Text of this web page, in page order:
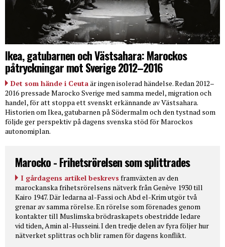
Ikea, gatubarnen och Västsahara: Marockos
påtryckningar mot Sverige 2012–2016
Det som hände i Ceutaär ingen isolerad händelse. Redan 2012–
2016 pressade Marocko Sverige med samma medel, migration och
handel, för att stoppa ett svenskt erkännande av Västsahara.
Historien om Ikea, gatubarnen på Södermalm och den tystnad som
följde ger perspektiv på dagens svenska stöd för Marockos
autonomiplan.
Marocko - Frihetsrörelsen som splittrades
I gårdagens artikel beskrevs framväxten av den
marockanska frihetsrörelsens nätverk från Genève 1930 till
Kairo 1947. Där ledarna al-Fassi och Abd el-Krim utgör två
grenar av samma rörelse. En rörelse som förenades genom
kontakter till Muslimska brödraskapets obestridde ledare
vid tiden, Amin al-Husseini. I den tredje delen av fyra följer hur
nätverket splittras och blir ramen för dagens konflikt.